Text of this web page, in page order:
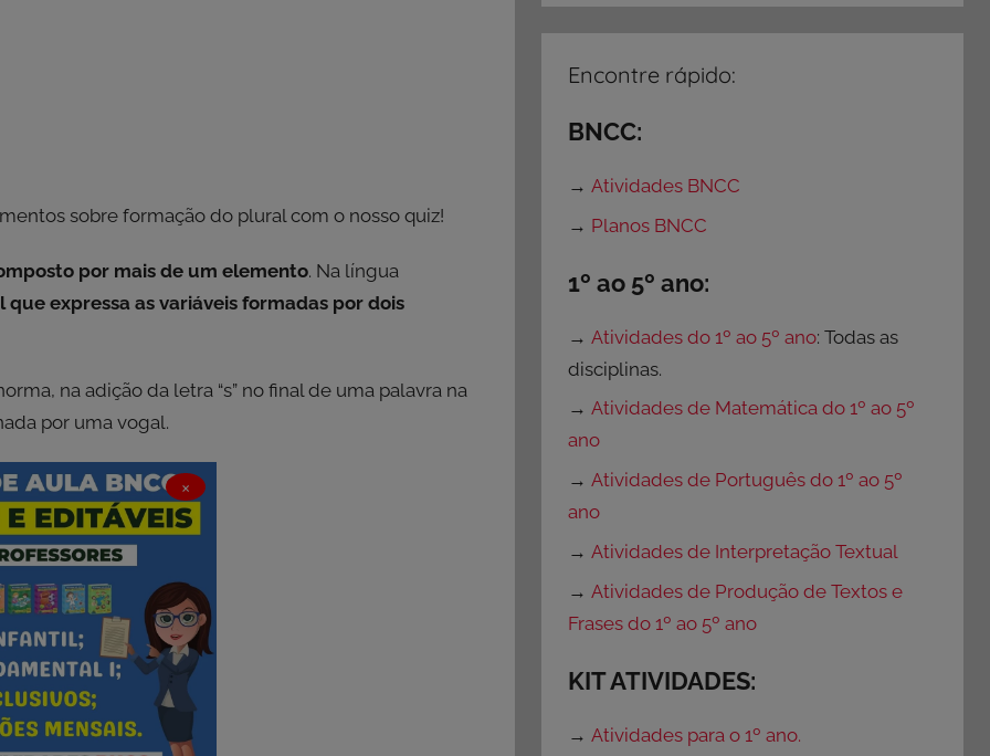
sobre formação do plural com o nosso quiz!
por mais de um elemento. Na língua
expressa as variáveis formadas por dois
na adição da letra “s” no final de uma palavra na
por uma vogal.
×
Encontre rápido:
BNCC:
→Atividades BNCC
→ Planos BNCC
1º ao 5º ano:
→Atividades do 1º ao 5º ano: Todas as
disciplinas.
→Atividades de Matemática do 1º ao 5º
ano
→Atividades de Português do 1º ao 5º
ano
→Atividades de Interpretação Textual
→Atividades de Produção de Textos e
Frases do 1º ao 5º ano
KIT ATIVIDADES:
→Atividades para o 1º ano.